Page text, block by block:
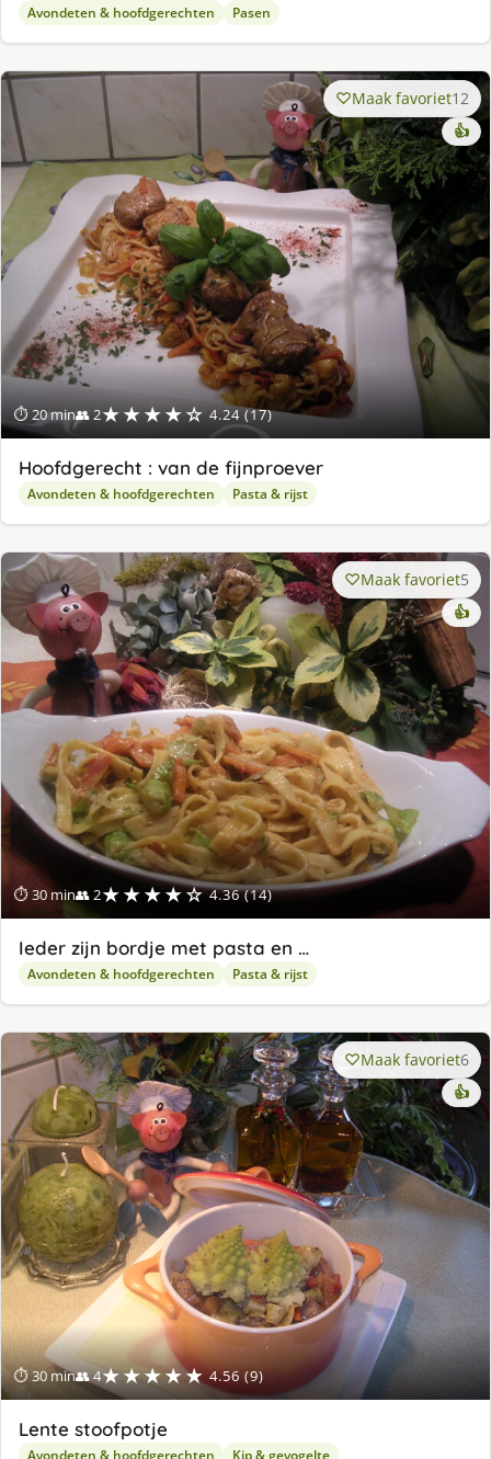
Avondeten & hoofdgerechten Pasen
⏱ 20 min👥 2★★★★☆ 4.24 (17)
Maak favoriet12
👍
Hoofdgerecht : van de fijnproever
Avondeten & hoofdgerechten Pasta & rijst
⏱ 30 min👥 2★★★★☆ 4.36 (14)
Maak favoriet5
👍
Ieder zijn bordje met pasta en …
Avondeten & hoofdgerechten Pasta & rijst
⏱ 30 min👥 4★★★★★ 4.56 (9)
Maak favoriet6
👍
Lente stoofpotje
Avondeten & hoofdgerechten Kip & gevogelte